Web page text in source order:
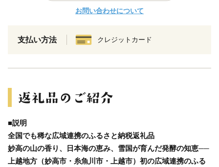
お問い合わせについて
支払い方法 クレジットカード
■説明
全国でも稀な広域連携のふるさと納税返礼品
妙高の山の香り、日本海の恵み、雪国が育んだ発酵の知恵──
上越地方（妙高市・糸魚川市・上越市）初の広域連携のふる